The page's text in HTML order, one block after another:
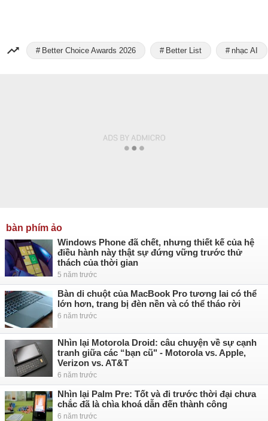
Better Choice Awards 2026 Better List nhạc AI
bàn phím ảo
Windows Phone đã chết, nhưng thiết kế của hệ
điều hành này thật sự đứng vững trước thử
thách của thời gian
5 năm trước
Bàn di chuột của MacBook Pro tương lai có thể
lớn hơn, trang bị đèn nền và có thể tháo rời
6 năm trước
Nhìn lại Motorola Droid: câu chuyện về sự cạnh
tranh giữa các “bạn cũ" - Motorola vs. Apple,
Verizon vs. AT&T
6 năm trước
Nhìn lại Palm Pre: Tốt và đi trước thời đại chưa
chắc đã là chìa khoá dẫn đến thành công
6 năm trước